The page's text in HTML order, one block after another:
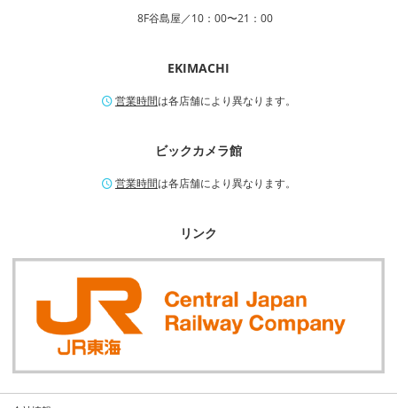
8F谷島屋／10：00〜21：00
EKIMACHI
営業時間は各店舗により異なります。
ビックカメラ館
営業時間は各店舗により異なります。
リンク